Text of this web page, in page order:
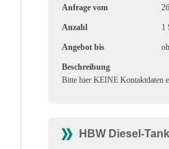
Anfrage vom
Anzahl 1
Angebot bis
Beschreibung
Bitte hier KEINE Kontaktdaten
HBW Diesel-